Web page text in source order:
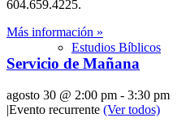
Estudios Bíblicos
604.659.4225.
Más información »
Servicio de Mañana
agosto 30 @ 2:00 pm - 3:30 pm
|Evento recurrente (Ver todos)